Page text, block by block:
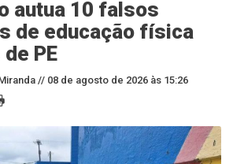
autua 10 falsos
de educação física
PE
// 08 de agosto de 2026 às 15:26